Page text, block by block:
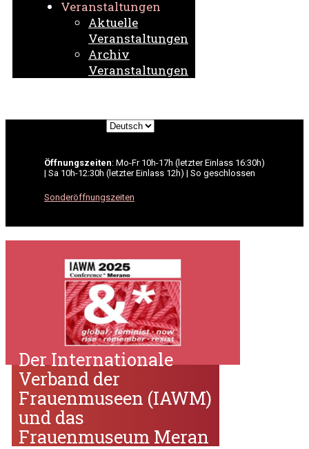
Veranstaltungen
Aktuelle
Veranstaltungen
Archiv
Veranstaltungen
Sprache
Öffnungszeiten: Mo-Fr 10h-17h (letzter Einlass 16:30h)
| Sa 10h-12:30h (letzter Einlass 12h) | So geschlossen
Sonderöffnungszeiten
Der Internationale
Verband der
Frauenmuseen (IAWM)
und das
Frauenmuseum Meran